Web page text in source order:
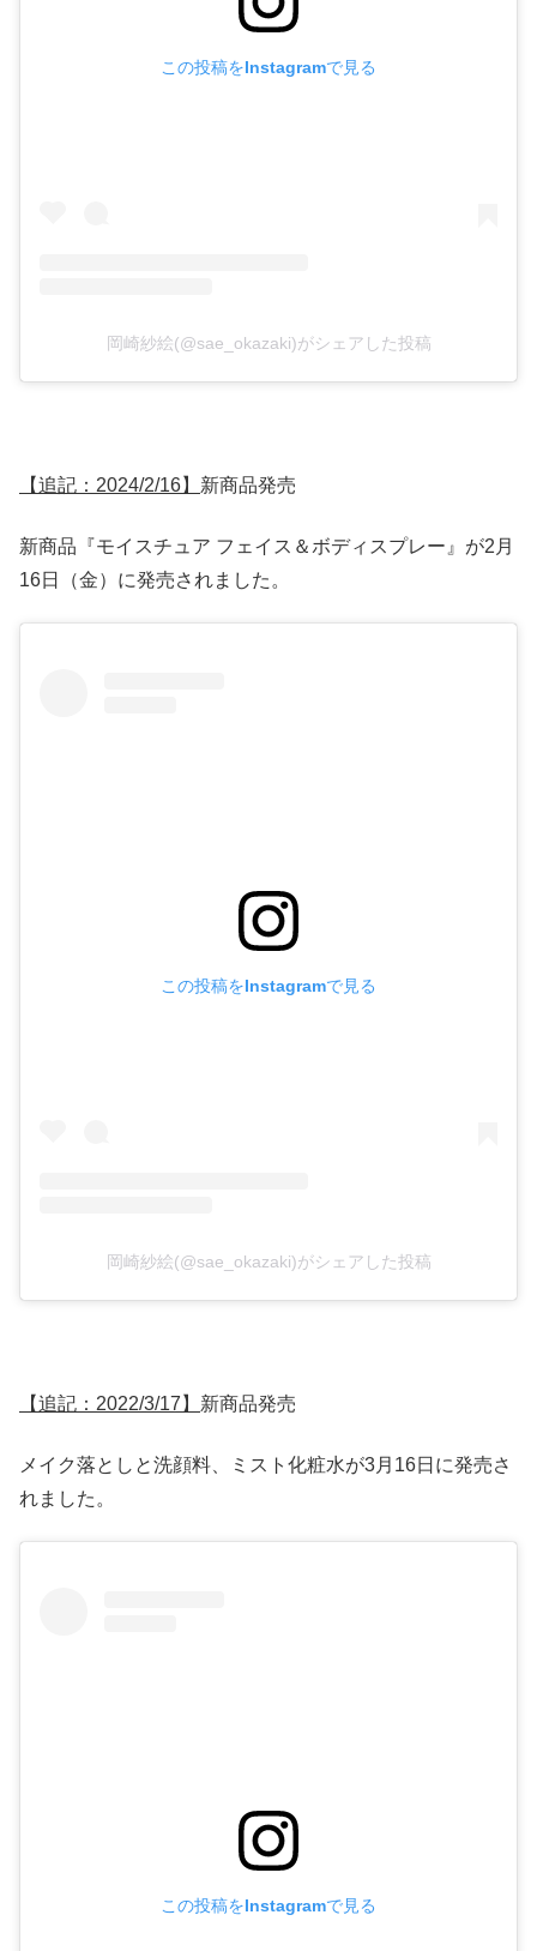
この投稿をInstagramで見る
岡崎紗絵(@sae_okazaki)がシェアした投稿
【追記：2024/2/16】 新商品発売
新商品『モイスチュア フェイス＆ボディスプレー』が2月
16日（金）に発売されました。
この投稿をInstagramで見る
岡崎紗絵(@sae_okazaki)がシェアした投稿
【追記：2022/3/17】 新商品発売
メイク落としと洗顔料、ミスト化粧水が3月16日に発売さ
れました。
この投稿をInstagramで見る